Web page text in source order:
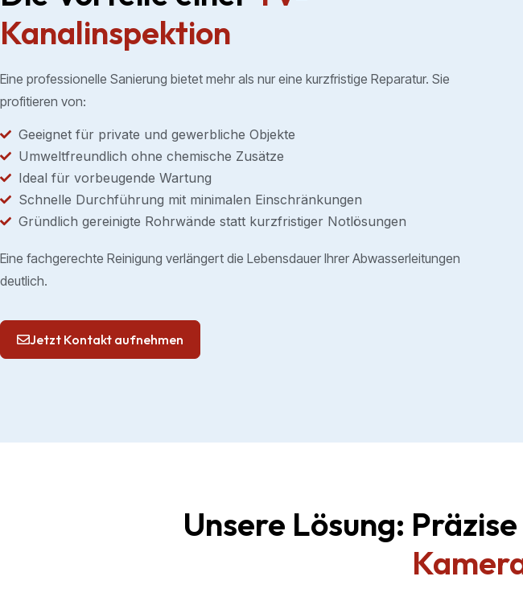
Kanalinspektion
Eine professionelle Sanierung bietet mehr als nur eine kurzfristige Reparatur. Sie
profitieren von:
Geeignet für private und gewerbliche Objekte
Umweltfreundlich ohne chemische Zusätze
Ideal für vorbeugende Wartung
Schnelle Durchführung mit minimalen Einschränkungen
Gründlich gereinigte Rohrwände statt kurzfristiger Notlösungen
Eine fachgerechte Reinigung verlängert die Lebensdauer Ihrer Abwasserleitungen
deutlich.
Jetzt Kontakt aufnehmen
Unsere Lösung: